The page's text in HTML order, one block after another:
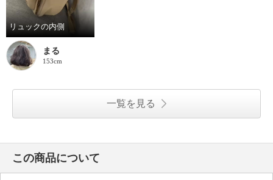
リュックの内側
まる
153cm
一覧を見る
この商品について